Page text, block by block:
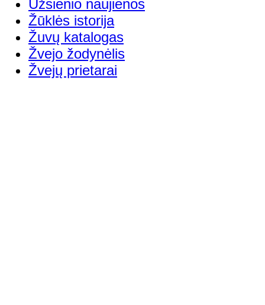
Užsienio naujienos
Žūklės istorija
Žuvų katalogas
Žvejo žodynėlis
Žvejų prietarai